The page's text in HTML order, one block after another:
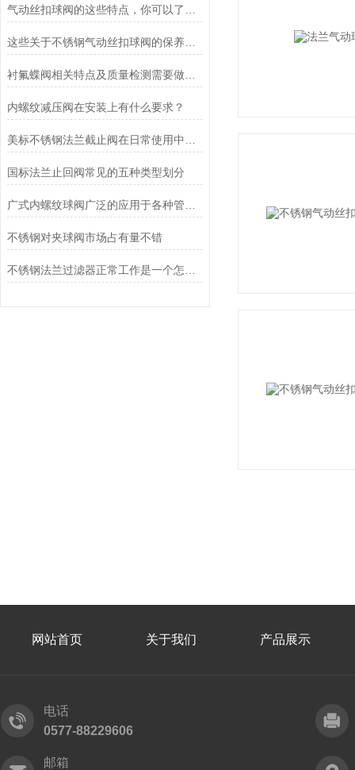
这些关于不锈钢气动丝扣球阀的保养常识，你一定要知道
衬氟蝶阀相关特点及质量检测需要做的工作内容分析
内螺纹减压阀在安装上有什么要求？
国标法兰止回阀常见的五种类型划分
不锈钢对夹球阀市场占有量不错
网站首页 关于我们 产品展示
电话
0577-88229606
邮箱